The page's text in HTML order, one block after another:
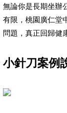
無論你是長期坐辦
有限，桃園廣仁堂
問題，真正回歸健
小針刀案例